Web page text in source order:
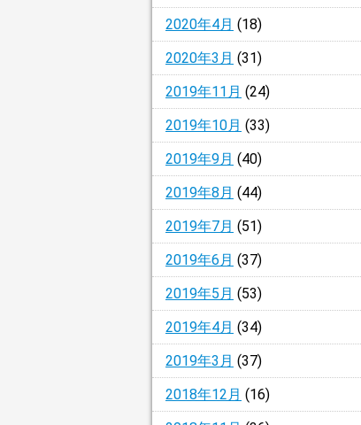
2020年4月 (18)
2020年3月 (31)
2019年11月 (24)
2019年10月 (33)
2019年9月 (40)
2019年8月 (44)
2019年7月 (51)
2019年6月 (37)
2019年5月 (53)
2019年4月 (34)
2019年3月 (37)
2018年12月 (16)